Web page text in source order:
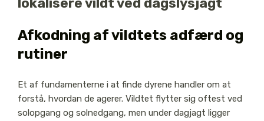
lokalisere vildt ved dagslysjagt
Afkodning af vildtets adfærd og
rutiner
Et af fundamenterne i at finde dyrene handler om at
forstå, hvordan de agerer. Vildtet flytter sig oftest ved
solopgang og solnedgang, men under dagjagt ligger